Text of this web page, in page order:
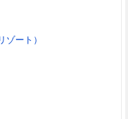
ート）